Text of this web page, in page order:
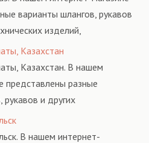
варианты шлангов, рукавов
изделий,
техническим условиям
Казахстан
Казахстан. В нашем
представлены разные
и других
изделий, соответствующих
условиям и нормативам.
В нашем интернет-